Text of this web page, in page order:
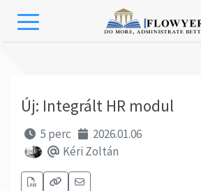
Új: Integrált HR modul
5 perc
2026.01.06
Kéri Zoltán